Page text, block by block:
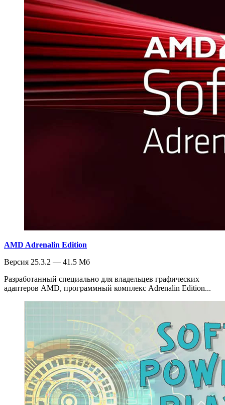
AMD Adrenalin Edition
Версия 25.3.2 — 41.5 Мб
Разработанный специально для владельцев графических
адаптеров AMD, программный комплекс Adrenalin Edition...